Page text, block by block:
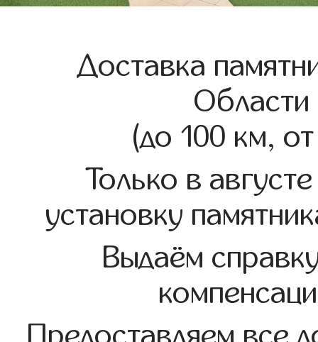
Доставка
(до 100 км,
Только в
установку
Выдаём